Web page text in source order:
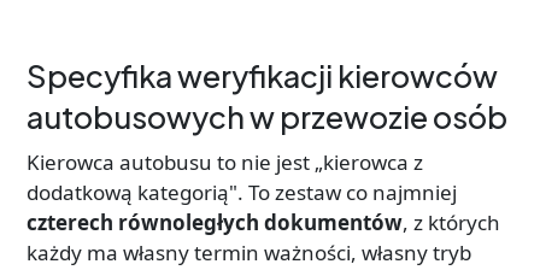
Specyfika weryfikacji kierowców
autobusowych w przewozie osób
Kierowca autobusu to nie jest „kierowca z
dodatkową kategorią". To zestaw co najmniej
czterech równoległych dokumentów, z których
każdy ma własny termin ważności, własny tryb